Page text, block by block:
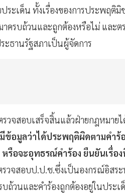
ะเด็น ทั้งเรื่องของการประพฤติ
ครบถ้วนและถูกต้องหรือไม่ และต
ะธานรัฐสภาเป็นผู้จัดการ
วจสอบเสร็จสิ้นแล้วฝ่ายกฎหมาย
ข้อมูลว่าได้ประพฤติผิดตามคำร้
รือจะอุทธรณ์คำร้อง ยืนยันเรื่อ
รวจสอบป.ป.ช.ซึ่งเป็นองกรณ์อิส
ถ้วนและคำร้องถูกต้องอยู่ในประเ